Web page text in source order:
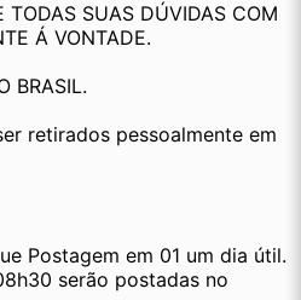
TODAS SUAS DÚVIDAS COM
Á VONTADE.
BRASIL.
retirados pessoalmente em
Postagem em 01 um dia útil.
serão postadas no